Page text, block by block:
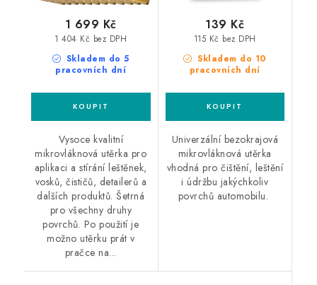
Skladem do 5
pracovních dní
1 404 Kč bez DPH
1 699 Kč
Vysoce kvalitní
mikrovláknová utěrka pro
aplikaci a stírání leštěnek,
vosků, čističů, detailerů a
dalších produktů. Šetrná
pro všechny druhy
povrchů. Po použití je
možno utěrku prát v
pračce na...
Skladem do 10
pracovních dní
115 Kč bez DPH
139 Kč
Univerzální bezokrajová
mikrovláknová utěrka
vhodná pro čištění, leštění
i údržbu jakýchkoliv
povrchů automobilu.